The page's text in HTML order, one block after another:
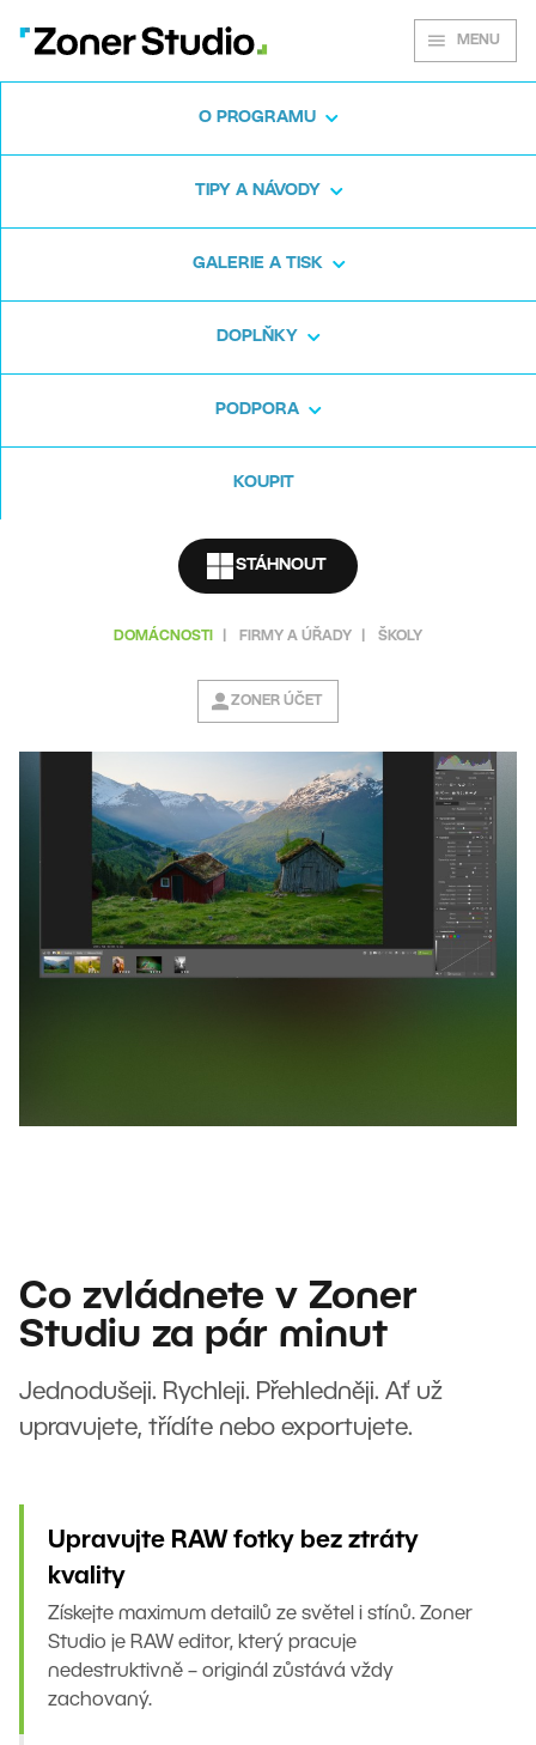
MENU
O PROGRAMU
TIPY A NÁVODY
GALERIE A TISK
DOPLŇKY
PODPORA
KOUPIT
STÁHNOUT
DOMÁCNOSTI FIRMY A ÚŘADY ŠKOLY
ZONER ÚČET
Zoner Studio pro
Windows
Stáhnout zdarma
Co zvládnete v Zoner
Studiu za pár minut
Jednodušeji. Rychleji. Přehledněji. Ať už
upravujete, třídíte nebo exportujete.
Upravujte RAW fotky bez ztráty
kvality
Získejte maximum detailů ze světel i stínů. Zoner
Studio je RAW editor, který pracuje
nedestruktivně – originál zůstává vždy
zachovaný.